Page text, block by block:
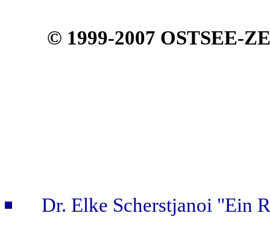
© 1999-2007 OSTSEE-
Dr. Elke Scherstjanoi "Ein